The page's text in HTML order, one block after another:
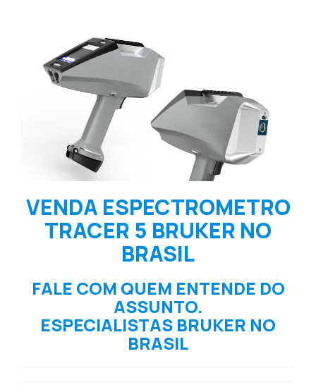
VENDA ESPECTROMETRO
TRACER 5 BRUKER NO
BRASIL
FALE COM QUEM ENTENDE DO
ASSUNTO.
ESPECIALISTAS BRUKER NO
BRASIL